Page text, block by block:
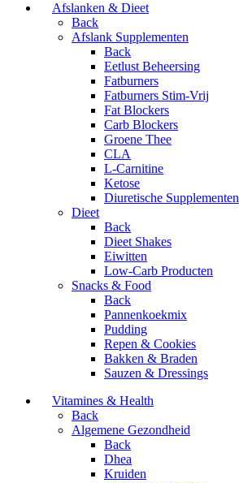
Afslanken & Dieet
Back
Afslank Supplementen
Back
Eetlust Beheersing
Fatburners
Fatburners Stim-Vrij
Fat Blockers
Carb Blockers
Groene Thee
CLA
L-Carnitine
Ketose
Diuretische Supplementen
Dieet
Back
Dieet Shakes
Eiwitten
Low-Carb Producten
Snacks & Food
Back
Pannenkoekmix
Pudding
Repen & Cookies
Bakken & Braden
Sauzen & Dressings
Vitamines & Health
Back
Algemene Gezondheid
Back
Dhea
Kruiden